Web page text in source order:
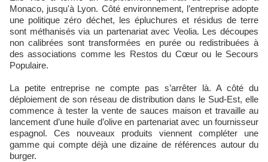
Monaco, jusqu'à Lyon. Côté environnement, l’entreprise adopte
une politique zéro déchet, les épluchures et résidus de terre
sont méthanisés via un partenariat avec Veolia. Les découpes
non calibrées sont transformées en purée ou redistribuées à
des associations comme les Restos du Cœur ou le Secours
Populaire.
La petite entreprise ne compte pas s’arrêter là. A côté du
déploiement de son réseau de distribution dans le Sud-Est, elle
commence à tester la vente de sauces maison et travaille au
lancement d’une huile d’olive en partenariat avec un fournisseur
espagnol. Ces nouveaux produits viennent compléter une
gamme qui compte déjà une dizaine de références autour du
burger.